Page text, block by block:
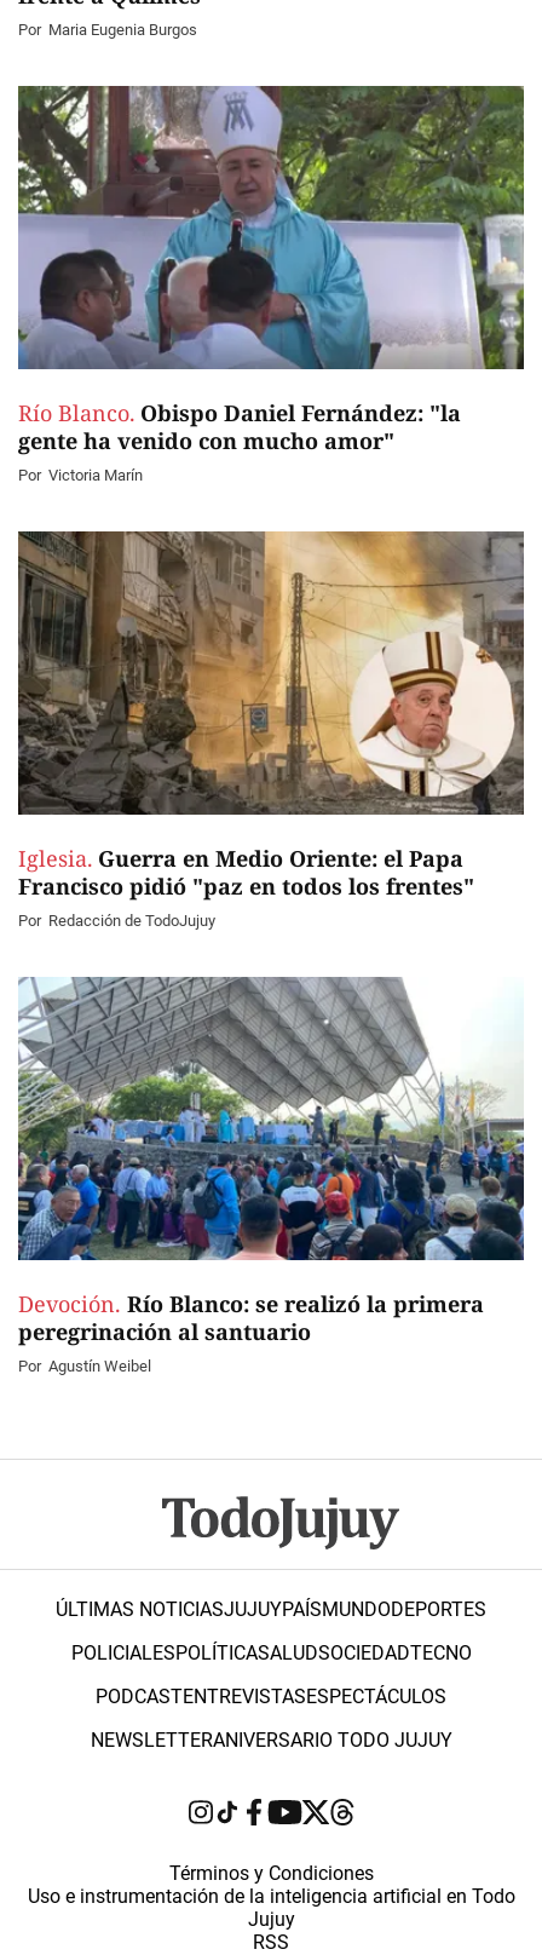
Por Maria Eugenia Burgos
Río Blanco. Obispo Daniel Fernández: "la
gente ha venido con mucho amor"
Por Victoria Marín
Iglesia. Guerra en Medio Oriente: el Papa
Francisco pidió "paz en todos los frentes"
Por Redacción de TodoJujuy
Devoción. Río Blanco: se realizó la primera
peregrinación al santuario
Por Agustín Weibel
ÚLTIMAS NOTICIASJUJUYPAÍSMUNDODEPORTES
POLICIALESPOLÍTICASALUDSOCIEDADTECNO
PODCASTENTREVISTASESPECTÁCULOS
NEWSLETTERANIVERSARIO TODO JUJUY
Términos y Condiciones
Uso e instrumentación de la inteligencia artificial en Todo
Jujuy
RSS